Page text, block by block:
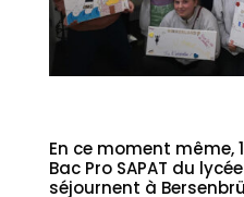
En ce moment même,
Bac Pro SAPAT du
séjournent à